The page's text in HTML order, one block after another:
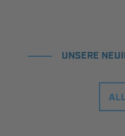
UNSERE